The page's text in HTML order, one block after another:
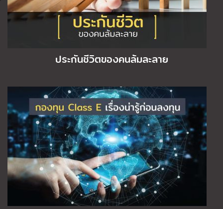
ประกันชีวิตของคนล้มละลาย